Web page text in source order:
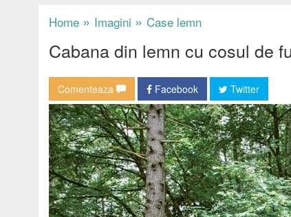
Home » Imagini » Case lemn
Cabana din lemn cu cosul de
Comenteaza Facebook Twitter